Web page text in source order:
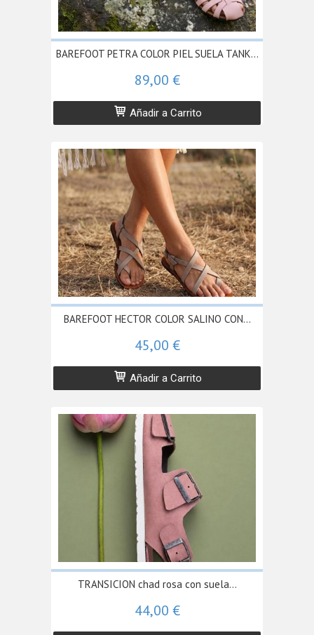
BAREFOOT PETRA COLOR PIEL SUELA TANK...
89,00 €
Añadir a Carrito
BAREFOOT HECTOR COLOR SALINO CON...
45,00 €
Añadir a Carrito
TRANSICION chad rosa con suela...
44,00 €